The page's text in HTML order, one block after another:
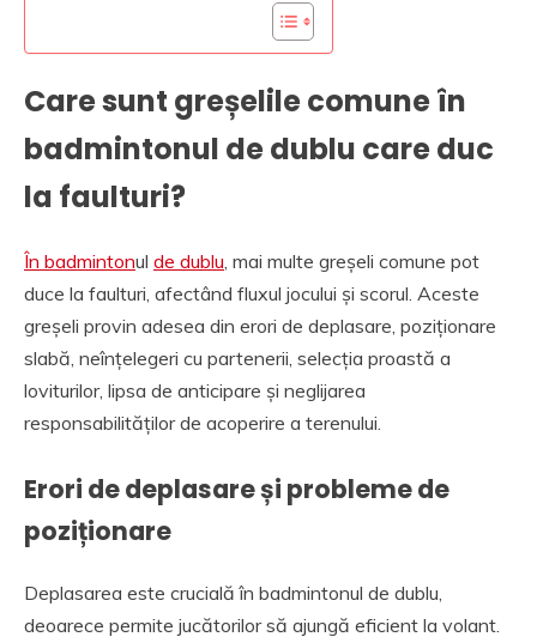
Care sunt greșelile comune în
badmintonul de dublu care duc
la faulturi?
În badmintonul de dublu , mai multe greșeli comune pot
duce la faulturi, afectând fluxul jocului și scorul. Aceste
greșeli provin adesea din erori de deplasare, poziționare
slabă, neînțelegeri cu partenerii, selecția proastă a
loviturilor, lipsa de anticipare și neglijarea
responsabilităților de acoperire a terenului.
Erori de deplasare și probleme de
poziționare
Deplasarea este crucială în badmintonul de dublu,
deoarece permite jucătorilor să ajungă eficient la volant.